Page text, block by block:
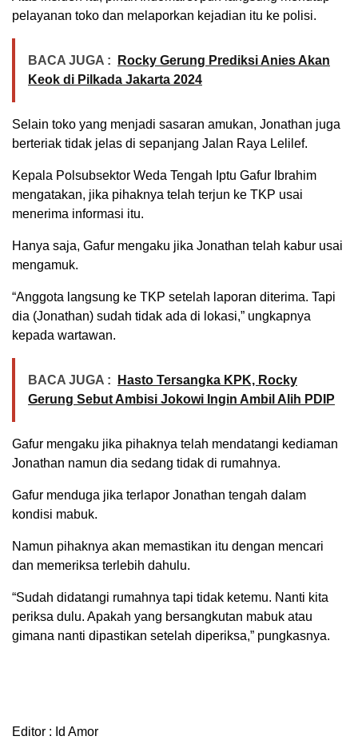
pelayanan toko dan melaporkan kejadian itu ke polisi.
BACA JUGA :
Rocky Gerung Prediksi Anies Akan
Keok di Pilkada Jakarta 2024
Selain toko yang menjadi sasaran amukan, Jonathan juga
berteriak tidak jelas di sepanjang Jalan Raya Lelilef.
Kepala Polsubsektor Weda Tengah Iptu Gafur Ibrahim
mengatakan, jika pihaknya telah terjun ke TKP usai
menerima informasi itu.
Hanya saja, Gafur mengaku jika Jonathan telah kabur usai
mengamuk.
“Anggota langsung ke TKP setelah laporan diterima. Tapi
dia (Jonathan) sudah tidak ada di lokasi,” ungkapnya
kepada wartawan.
BACA JUGA :
Hasto Tersangka KPK, Rocky
Gerung Sebut Ambisi Jokowi Ingin Ambil Alih PDIP
Gafur mengaku jika pihaknya telah mendatangi kediaman
Jonathan namun dia sedang tidak di rumahnya.
Gafur menduga jika terlapor Jonathan tengah dalam
kondisi mabuk.
Namun pihaknya akan memastikan itu dengan mencari
dan memeriksa terlebih dahulu.
“Sudah didatangi rumahnya tapi tidak ketemu. Nanti kita
periksa dulu. Apakah yang bersangkutan mabuk atau
gimana nanti dipastikan setelah diperiksa,” pungkasnya.
Editor : Id Amor